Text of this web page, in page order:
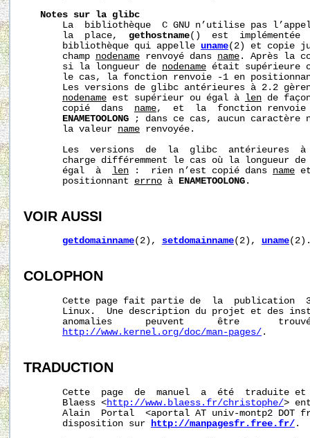
Notes sur la glibc
La  bibliothèque  C GNU n’utilise pas
       la  place,
gethostname()  est  implémentée
       bibliothèque qui appelle
uname(2) et copie
       champ
nodename renvoyé dans name . Après la
       si la longueur de
nodename était supérieure
le cas, la fonction renvoie -1 en
Les versions de glibc antérieures à 2.2
nodename est supérieur ou égal à len de
       copié  dans
name,  et  la  fonction renvoie
ENAMETOOLONG ; dans ce cas, aucun
       la valeur
name renvoyée.
Les  versions  de  la  glibc  antérieures
charge différemment le cas où la longueur
       égal  à
len :  rien n’est copié dans name
       positionnant
errno à ENAMETOOLONG .
VOIR AUSSI
getdomainname(2), setdomainname(2), uname
COLOPHON
Cette page fait partie de  la  publication
Linux.  Une description du projet et des
anomalies      peuvent      être
http://www.kernel.org/doc/man-pages/ .
TRADUCTION
Cette  page  de  manuel  a  été  traduite
       Blaess <
http://www.blaess.fr/christophe/>
Alain  Portal  <aportal AT univ-montp2 DOT
       disposition sur
http://manpagesfr.free.fr/ .